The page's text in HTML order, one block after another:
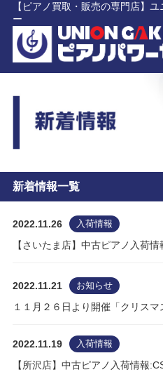
【ピアノ買取・販売の専門店】
ー
新着情報一覧
2022.11.26 入荷情報
【さいたま店】中古ピアノ入荷
2022.11.21 お知らせ
１１月２６日より開催「クリス
2022.11.19 入荷情報
【所沢店】中古ピアノ入荷情報